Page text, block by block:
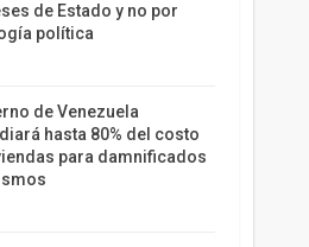
de Estado y no por
política
de Venezuela
hasta 80% del costo
para damnificados